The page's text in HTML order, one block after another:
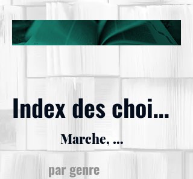
Index des choix
Marche, Randonnée
par genre